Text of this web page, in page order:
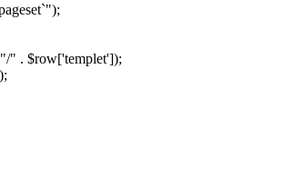
" . $row['templet']);